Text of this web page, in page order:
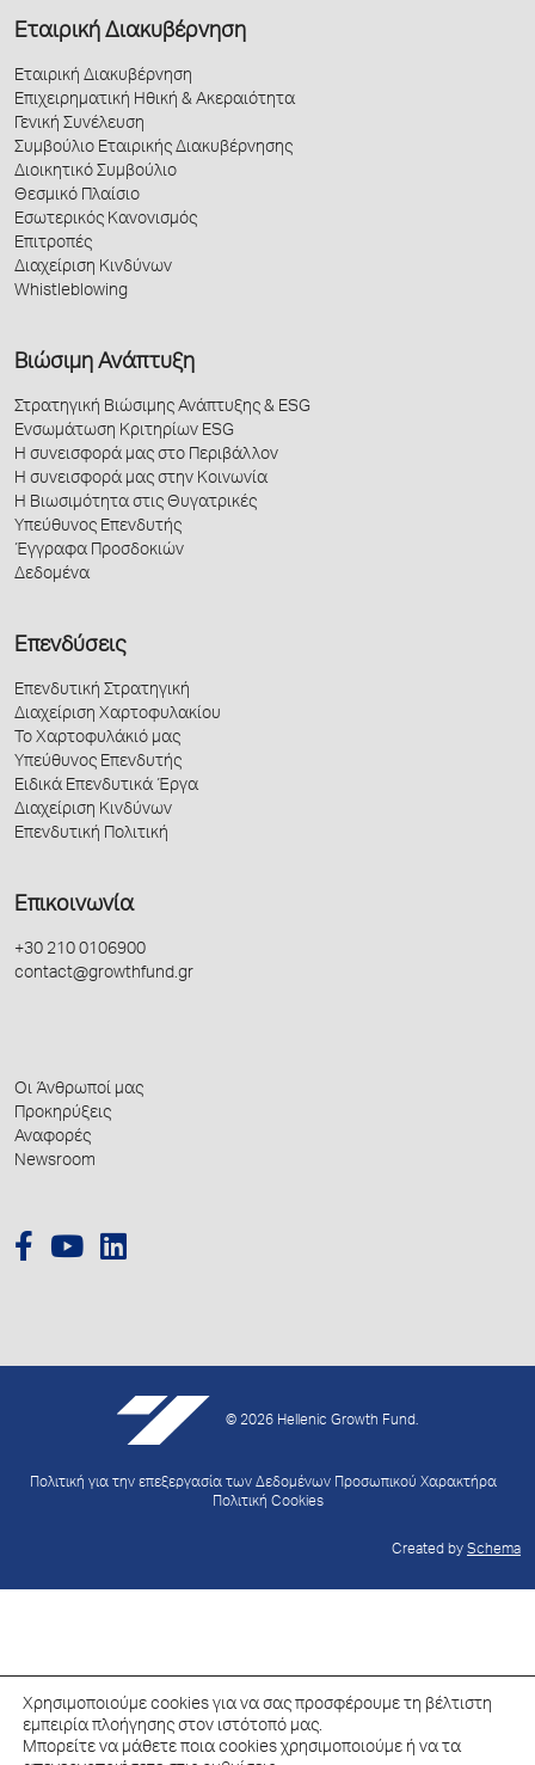
Εταιρική Διακυβέρνηση
Εταιρική Διακυβέρνηση
Επιχειρηματική Ηθική & Ακεραιότητα
Γενική Συνέλευση
Συμβούλιο Εταιρικής Διακυβέρνησης
Διοικητικό Συμβούλιο
Θεσμικό Πλαίσιο
Εσωτερικός Κανονισμός
Επιτροπές
Διαχείριση Κινδύνων
Whistleblowing
Βιώσιμη Ανάπτυξη
Στρατηγική Βιώσιμης Ανάπτυξης & ESG
Ενσωμάτωση Κριτηρίων ESG
Η συνεισφορά μας στο Περιβάλλον
Η συνεισφορά μας στην Κοινωνία
Η Βιωσιμότητα στις Θυγατρικές
Υπεύθυνος Επενδυτής
Έγγραφα Προσδοκιών
Δεδομένα
Επενδύσεις
Επενδυτική Στρατηγική
Διαχείριση Χαρτοφυλακίου
Το Χαρτοφυλάκιό μας
Υπεύθυνος Επενδυτής
Ειδικά Επενδυτικά Έργα
Διαχείριση Κινδύνων
Επενδυτική Πολιτική
Επικοινωνία
+30 210 0106900
contact@growthfund.gr
Οι Άνθρωποί μας
Προκηρύξεις
Αναφορές
Newsroom
© 2026 Hellenic Growth Fund.
Πολιτική για την επεξεργασία των Δεδομένων Προσωπικού Χαρακτήρα
Πολιτική Cookies
Created by Schema
Χρησιμοποιούμε cookies για να σας προσφέρουμε τη βέλτιστη
εμπειρία πλοήγησης στον ιστότοπό μας.
Μπορείτε να μάθετε ποια cookies χρησιμοποιούμε ή να τα